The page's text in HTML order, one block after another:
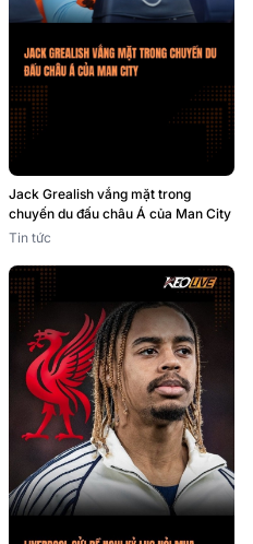
Jack Grealish vắng mặt trong
chuyến du đấu châu Á của Man City
Tin tức